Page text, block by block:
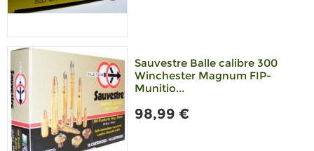
Sauvestre Balle calibre 300
Winchester Magnum FIP-
Munitio...
98,99 €